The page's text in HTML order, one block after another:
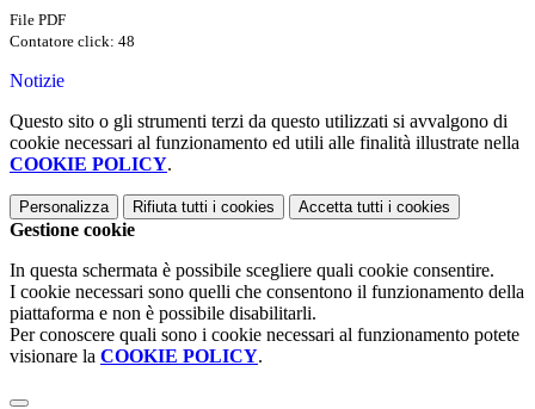
File PDF
Contatore click: 48
Notizie
Questo sito o gli strumenti terzi da questo utilizzati si avvalgono di
cookie necessari al funzionamento ed utili alle finalità illustrate nella
COOKIE POLICY.
Personalizza Rifiuta tutti i cookies Accetta tutti i cookies
Gestione cookie
In questa schermata è possibile scegliere quali cookie consentire.
I cookie necessari sono quelli che consentono il funzionamento della
piattaforma e non è possibile disabilitarli.
Per conoscere quali sono i cookie necessari al funzionamento potete
visionare la COOKIE POLICY.